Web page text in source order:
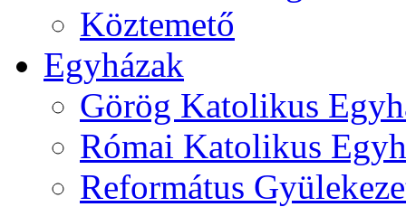
Köztemető
Egyházak
Görög Katolikus
Római Katolikus
Református